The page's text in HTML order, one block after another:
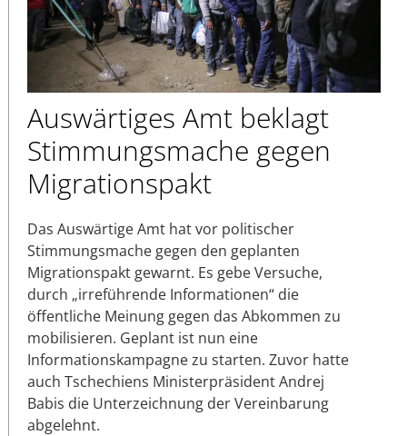
Auswärtiges Amt beklagt
Stimmungsmache gegen
Migrationspakt
Das Auswärtige Amt hat vor politischer
Stimmungsmache gegen den geplanten
Migrationspakt gewarnt. Es gebe Versuche,
durch „irreführende Informationen“ die
öffentliche Meinung gegen das Abkommen zu
mobilisieren. Geplant ist nun eine
Informationskampagne zu starten. Zuvor hatte
auch Tschechiens Ministerpräsident Andrej
Babis die Unterzeichnung der Vereinbarung
abgelehnt.